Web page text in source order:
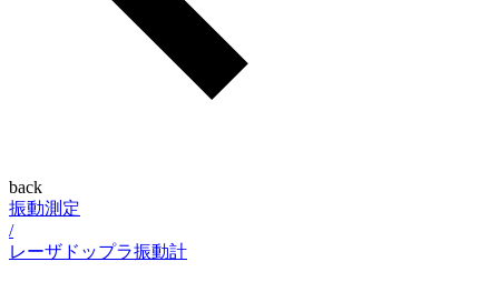
back
振動測定
/
レーザドップラ振動計